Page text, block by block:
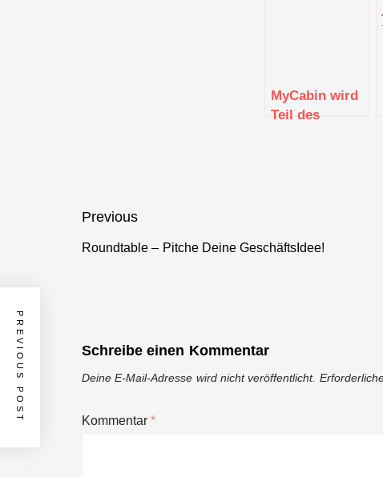
MyCabin wird
Teil des
Beitragsnavigation
Previous
Previous
Roundtable – Pitche Deine GeschäftsIdee!
PREVIOUS POST Schreibe einen Kommentar
Deine E-Mail-Adresse wird nicht veröffentlicht.
Kommentar*